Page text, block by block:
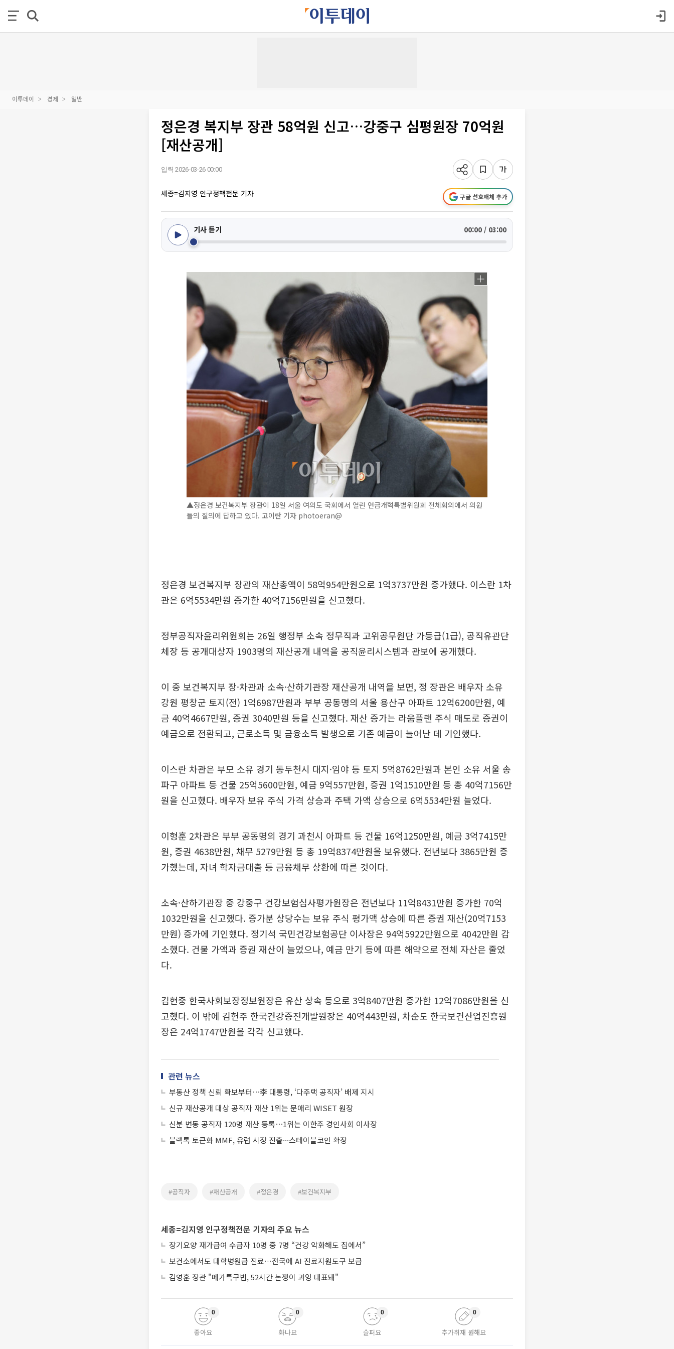
이투데이 경제 일반
정은경 복지부 장관 58억원 신고…강중구 심평원장 70억원
[재산공개]
입력 2026-03-26 00:00
세종=김지영 인구정책전문 기자 구글 선호매체 추가
기사 듣기 00:00 / 03:00
▲정은경 보건복지부 장관이 18일 서울 여의도 국회에서 열린 연금개혁특별위원회 전체회의에서 의원
들의 질의에 답하고 있다. 고이란 기자 photoeran@
정은경 보건복지부 장관의 재산총액이 58억954만원으로 1억3737만원 증가했다. 이스란 1차
관은 6억5534만원 증가한 40억7156만원을 신고했다.
정부공직자윤리위원회는 26일 행정부 소속 정무직과 고위공무원단 가등급(1급), 공직유관단
체장 등 공개대상자 1903명의 재산공개 내역을 공직윤리시스템과 관보에 공개했다.
이 중 보건복지부 장·차관과 소속·산하기관장 재산공개 내역을 보면, 정 장관은 배우자 소유
강원 평창군 토지(전) 1억6987만원과 부부 공동명의 서울 용산구 아파트 12억6200만원, 예
금 40억4667만원, 증권 3040만원 등을 신고했다. 재산 증가는 라움플랜 주식 매도로 증권이
예금으로 전환되고, 근로소득 및 금융소득 발생으로 기존 예금이 늘어난 데 기인했다.
이스란 차관은 부모 소유 경기 동두천시 대지·임야 등 토지 5억8762만원과 본인 소유 서울 송
파구 아파트 등 건물 25억5600만원, 예금 9억557만원, 증권 1억1510만원 등 총 40억7156만
원을 신고했다. 배우자 보유 주식 가격 상승과 주택 가액 상승으로 6억5534만원 늘었다.
이형훈 2차관은 부부 공동명의 경기 과천시 아파트 등 건물 16억1250만원, 예금 3억7415만
원, 증권 4638만원, 채무 5279만원 등 총 19억8374만원을 보유했다. 전년보다 3865만원 증
가했는데, 자녀 학자금대출 등 금융채무 상환에 따른 것이다.
소속·산하기관장 중 강중구 건강보험심사평가원장은 전년보다 11억8431만원 증가한 70억
1032만원을 신고했다. 증가분 상당수는 보유 주식 평가액 상승에 따른 증권 재산(20억7153
만원) 증가에 기인했다. 정기석 국민건강보험공단 이사장은 94억5922만원으로 4042만원 감
소했다. 건물 가액과 증권 재산이 늘었으나, 예금 만기 등에 따른 해약으로 전체 자산은 줄었
다.
김현중 한국사회보장정보원장은 유산 상속 등으로 3억8407만원 증가한 12억7086만원을 신
고했다. 이 밖에 김헌주 한국건강증진개발원장은 40억443만원, 차순도 한국보건산업진흥원
장은 24억1747만원을 각각 신고했다.
관련 뉴스
부동산 정책 신뢰 확보부터⋯李 대통령, ‘다주택 공직자’ 배제 지시
신규 재산공개 대상 공직자 재산 1위는 문애리 WISET 원장
신분 변동 공직자 120명 재산 등록⋯1위는 이한주 경인사회 이사장
블랙록 토큰화 MMF, 유럽 시장 진출∙∙∙스테이블코인 확장
#공직자 #재산공개 #정은경 #보건복지부
세종=김지영 인구정책전문 기자의 주요 뉴스
장기요양 재가급여 수급자 10명 중 7명 “건강 악화해도 집에서”
보건소에서도 대학병원급 진료…전국에 AI 진료지원도구 보급
김영훈 장관 "메가특구법, 52시간 논쟁이 과잉 대표돼"
좋아요
0
화나요
0
슬퍼요
0
추가취재 원해요
0